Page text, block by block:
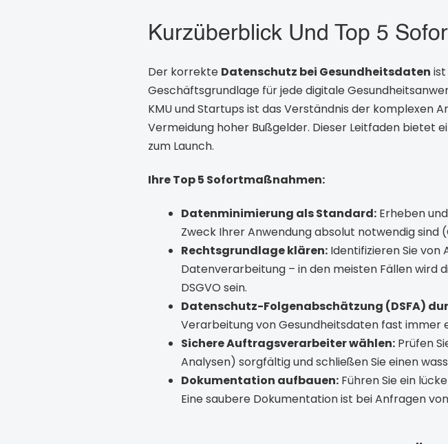
Kurzüberblick Und Top 5
Der korrekte Datenschutz bei Gesundheitsdaten
Geschäftsgrundlage für jede digitale
KMU und Startups ist das Verständnis der komplexen
Vermeidung hoher Bußgelder. Dieser Leitfaden bietet
zum Launch.
Ihre Top 5 Sofortmaßnahmen:
Datenminimierung als Standard: Erheben
Zweck Ihrer Anwendung absolut notwendig
Rechtsgrundlage klären: Identifizieren Sie von
Datenverarbeitung – in den meisten Fällen wird
DSGVO sein.
Datenschutz-Folgenabschätzung (DSFA)
Verarbeitung von Gesundheitsdaten fast immer
Sichere Auftragsverarbeiter wählen: Prüfen
Analysen) sorgfältig und schließen Sie einen
Dokumentation aufbauen: Führen Sie ein
Eine saubere Dokumentation ist bei Anfragen